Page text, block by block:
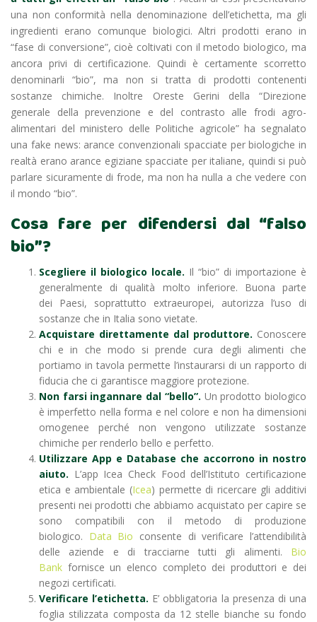
una non conformità nella denominazione dell’etichetta, ma gli
ingredienti erano comunque biologici. Altri prodotti erano in
“fase di conversione”, cioè coltivati con il metodo biologico, ma
ancora privi di certificazione. Quindi è certamente scorretto
denominarli “bio”, ma non si tratta di prodotti contenenti
sostanze chimiche. Inoltre Oreste Gerini della “Direzione
generale della prevenzione e del contrasto alle frodi agro-
alimentari del ministero delle Politiche agricole” ha segnalato
una fake news: arance convenzionali spacciate per biologiche in
realtà erano arance egiziane spacciate per italiane, quindi si può
parlare sicuramente di frode, ma non ha nulla a che vedere con
il mondo “bio”.
Cosa fare per difendersi dal “falso
bio”?
Scegliere il biologico locale. Il “bio” di importazione è
generalmente di qualità molto inferiore. Buona parte
dei Paesi, soprattutto extraeuropei, autorizza l’uso di
sostanze che in Italia sono vietate.
Acquistare direttamente dal produttore. Conoscere
chi e in che modo si prende cura degli alimenti che
portiamo in tavola permette l’instaurarsi di un rapporto di
fiducia che ci garantisce maggiore protezione.
Non farsi ingannare dal “bello”. Un prodotto biologico
è imperfetto nella forma e nel colore e non ha dimensioni
omogenee perché non vengono utilizzate sostanze
chimiche per renderlo bello e perfetto.
Utilizzare App e Database che accorrono in nostro
aiuto. L’app Icea Check Food dell’Istituto certificazione
etica e ambientale (Icea) permette di ricercare gli additivi
presenti nei prodotti che abbiamo acquistato per capire se
sono compatibili con il metodo di produzione
biologico. Data Bio consente di verificare l’attendibilità
delle aziende e di tracciarne tutti gli alimenti. Bio
Bank fornisce un elenco completo dei produttori e dei
negozi certificati.
Verificare l’etichetta. E’ obbligatoria la presenza di una
foglia stilizzata composta da 12 stelle bianche su fondo